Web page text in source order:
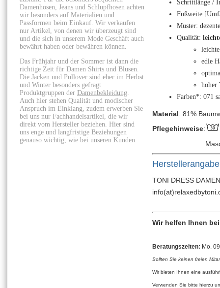
Damenhosen, Jeans und Schlupfhosen achten
wir besonders auf Materialien und
Passformen beim Einkauf. Wir verkaufen
nur Artikel, von denen wir überzeugt sind
und die sich in unserem Mode Geschäft auch
bewährt haben oder bewähren können.
Das Frühjahr und der Sommer ist dann die
richtige Zeit für Damen Shirts und Blusen.
Die Jacken und Pullover sind eher im Herbst
und Winter besonders gefragt
Produktgruppen der Damenbekleidung.
Auch hier stehen Qualität und modischer
Anspruch im Einklang, zudem erwerben Sie
bei uns nur Fachhandelsartikel, die wir
direkt vom Hersteller beziehen. Hier sind
uns enge und langfristige Beziehungen
genauso wichtig, wie bei unseren Kunden.
Schrittlänge /
Fußweite
Muster:
Qualität:
edle
hoher
Farben*: 071
Material: 81%
Pflegehinweise:
TONI DRESS
Wir helfen Ihnen
Beratungszeiten: Mo.
Sollten Sie keinen freien
Wir bieten Ihnen eine
Verwenden Sie bitte hierzu